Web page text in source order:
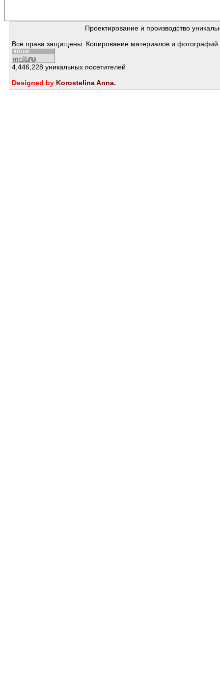
Проектирование и производство
Все права защищены. Копирование материалов и фотографий
4,446,228 уникальных посетителей
Designed by Korostelina Anna.